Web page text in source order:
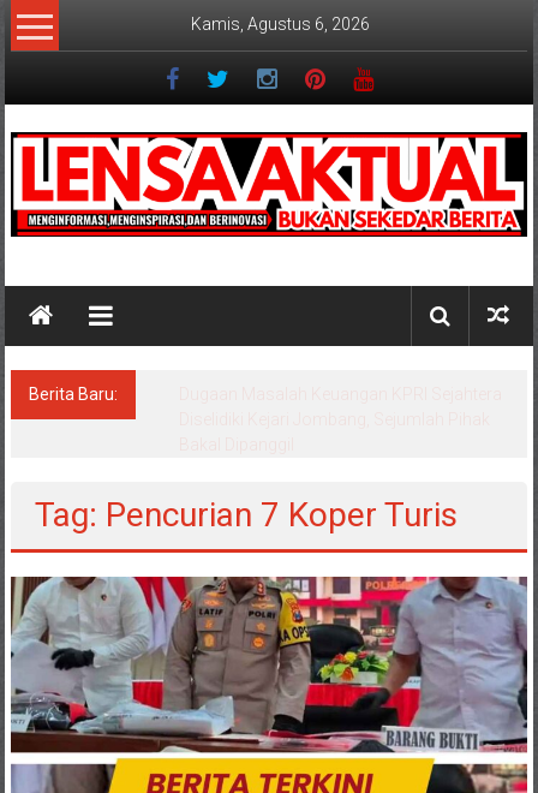
Lompat
ke
Kamis, Agustus 6, 2026
Berita Baru:
Tag: Pencurian 7 Koper Turis